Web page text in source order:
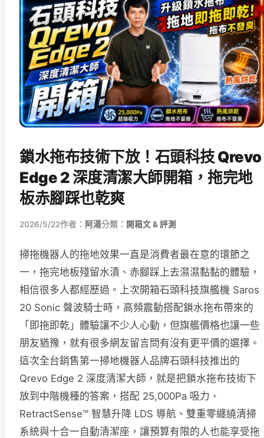
鎖水拖布技術下放！石頭科技 Qrevo
Edge 2 深度清潔大師開箱，拖完地
板赤腳踩也乾爽
2026/5/22作者： 阿湯分類： 開箱文 & 評測
掃拖機器人的拖地效果一直是消費者最在意的環節之
一，拖完地板殘留水漬、赤腳踩上去濕濕黏黏的體驗，
相信很多人都經歷過。上次開箱石頭科技旗艦機 Saros
20 Sonic 聲波騎士時，高頻震動搭配鎖水拖布帶來的
「即拖即乾」體驗讓不少人心動，但旗艦價格也讓一些
朋友猶豫，就有很多網友留言問有沒有更平價的選擇。
這次全台銷售第一掃地機器人品牌石頭科技推出的
Qrevo Edge 2 深度清潔大師，就是把鎖水拖布技術下
放到中階機種的答案，搭配 25,000Pa 吸力、
RetractSense™ 智慧升降 LDS 導航、雙重零纏繞清掃
系統與十合一自動清潔座，讓預算有限的人也能享受拖